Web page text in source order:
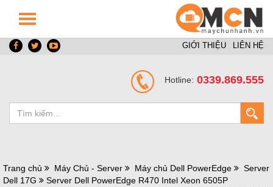
GIỚI THIỆU LIÊN HỆ
Hotline: 0339.869.555
Trang chủ Máy Chủ - Server Máy chủ Dell PowerEdge
Server
Dell 17G
Server Dell PowerEdge R470 Intel Xeon 6505P